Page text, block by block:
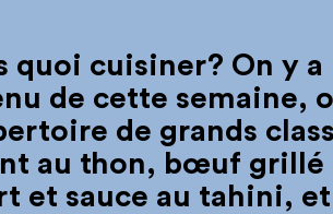
quoi cuisiner? On y a
de cette semaine,
de grands
au thon, bœuf grillé
et sauce au tahini,